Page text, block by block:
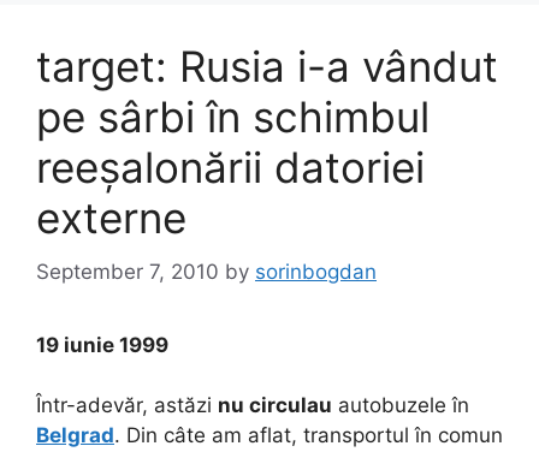
target: Rusia i-a vândut
pe sârbi în schimbul
reeșalonării datoriei
externe
September 7, 2010 by sorinbogdan
19 iunie 1999
Într-adevăr, astăzi nu circulau autobuzele în
Belgrad. Din câte am aflat, transportul în comun